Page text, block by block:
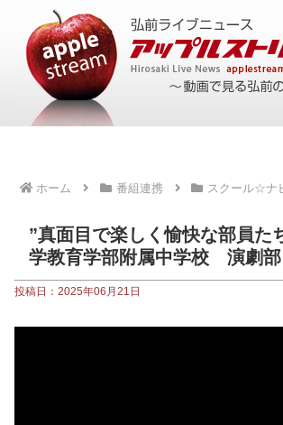
ホーム 番組連携 スクール☆ナ
”真面目で楽しく愉快な部員
学教育学部附属中学校 演劇部
投稿日：2025年06月21日